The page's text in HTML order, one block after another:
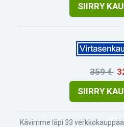
SIIRRY
359 €
SIIRRY
Kävimme läpi 33